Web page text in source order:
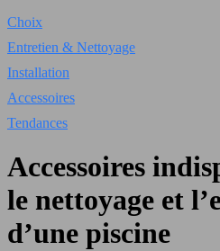
Choix
Entretien & Nettoyage
Installation
Accessoires
Tendances
Accessoires
le nettoyage et
d’une piscine